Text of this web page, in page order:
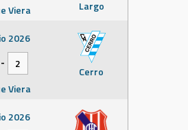
Largo
Viera
Cerro
2026
-
2
Viera
2026